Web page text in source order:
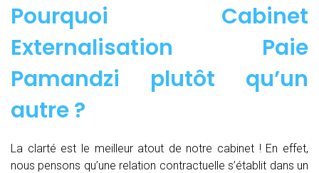
Pourquoi Cabinet
Externalisation Paie
Pamandzi plutôt qu’un
autre ?
La clarté est le meilleur atout de notre cabinet ! En effet,
nous pensons qu’une relation contractuelle s’établit dans un